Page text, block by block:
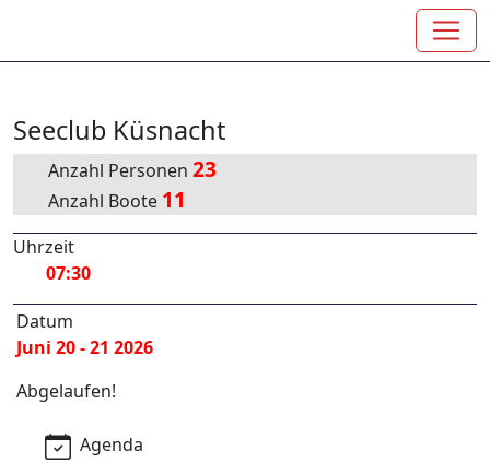
Seeclub Küsnacht
Anzahl Personen 23
Anzahl Boote 11
Uhrzeit
07:30
Datum
Juni 20 - 21 2026
Abgelaufen!
Agenda